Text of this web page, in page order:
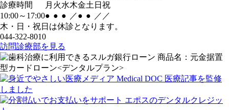
診療時間
月 火水木金土 日 祝
10:00～17:00● ● ● ／● ● ／ ／
木・日・祝日は休診となります。
044-322-8010
訪問診療部を見る